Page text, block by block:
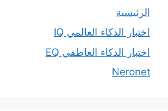
الرئيسية
اختبار الذكاء العالمي IQ
اختبار الذكاء العاطفي EQ
Neronet